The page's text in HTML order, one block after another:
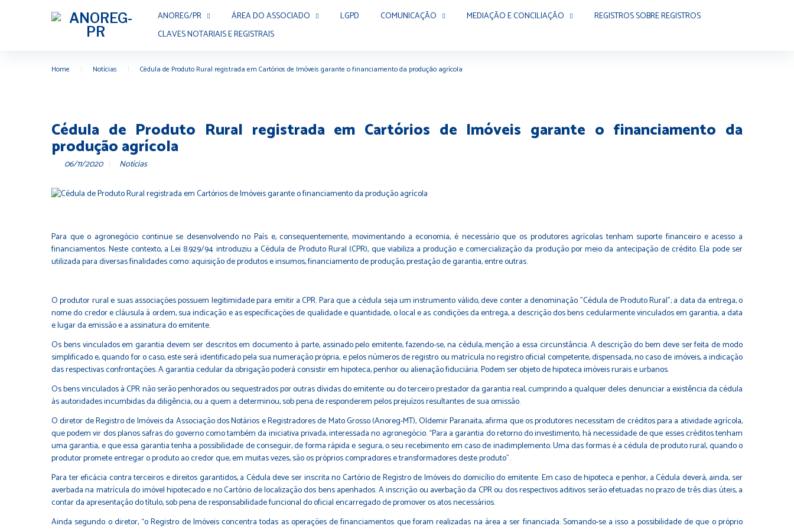
ANOREG/PR ÁREA DO ASSOCIADO LGPD COMUNICAÇÃO MEDIAÇÃO E CONCILIAÇÃO
REGISTROS SOBRE REGISTROS
CLAVES NOTARIAIS E REGISTRAIS
Home Notícias Cédula de Produto Rural registrada em Cartórios de Imóveis garante o financiamento da produção agrícola
Cédula de Produto Rural registrada em Cartórios de Imóveis garante o financiamento da
produção agrícola
06/11/2020 Notícias
Para que o agronegócio continue se desenvolvendo no País e, consequentemente, movimentando a economia, é necessário que os produtores agrícolas tenham suporte financeiro e acesso a
financiamentos. Neste contexto, a Lei 8.929/94 introduziu a Cédula de Produto Rural (CPR), que viabiliza a produção e comercialização da produção por meio da antecipação de crédito. Ela pode ser
utilizada para diversas finalidades como: aquisição de produtos e insumos, financiamento de produção, prestação de garantia, entre outras.
O produtor rural e suas associações possuem legitimidade para emitir a CPR. Para que a cédula seja um instrumento válido, deve conter a denominação "Cédula de Produto Rural"; a data da entrega, o
nome do credor e cláusula à ordem, sua indicação e as especificações de qualidade e quantidade, o local e as condições da entrega, a descrição dos bens cedularmente vinculados em garantia, a data
e lugar da emissão e a assinatura do emitente.
Os bens vinculados em garantia devem ser descritos em documento à parte, assinado pelo emitente, fazendo-se, na cédula, menção a essa circunstância. A descrição do bem deve ser feita de modo
simplificado e, quando for o caso, este será identificado pela sua numeração própria, e pelos números de registro ou matrícula no registro oficial competente, dispensada, no caso de imóveis, a indicação
das respectivas confrontações. A garantia cedular da obrigação poderá consistir em hipoteca, penhor ou alienação fiduciária. Podem ser objeto de hipoteca imóveis rurais e urbanos.
Os bens vinculados à CPR não serão penhorados ou sequestrados por outras dívidas do emitente ou do terceiro prestador da garantia real, cumprindo a qualquer deles denunciar a existência da cédula
às autoridades incumbidas da diligência, ou a quem a determinou, sob pena de responderem pelos prejuízos resultantes de sua omissão.
O diretor de Registro de Imóveis da Associação dos Notários e Registradores de Mato Grosso (Anoreg-MT), Oldemir Paranaita, afirma que os produtores necessitam de créditos para a atividade agrícola,
que podem vir dos planos safras do governo como também da iniciativa privada, interessada no agronegócio. “Para a garantia do retorno do investimento, há necessidade de que esses créditos tenham
uma garantia, e que essa garantia tenha a possibilidade de conseguir, de forma rápida e segura, o seu recebimento em caso de inadimplemento. Uma das formas é a cédula de produto rural, quando o
produtor promete entregar o produto ao credor que, em muitas vezes, são os próprios compradores e transformadores deste produto”.
Para ter eficácia contra terceiros e direitos garantidos, a Cédula deve ser inscrita no Cartório de Registro de Imóveis do domicílio do emitente. Em caso de hipoteca e penhor, a Cédula deverá, ainda, ser
averbada na matrícula do imóvel hipotecado e no Cartório de localização dos bens apenhados. A inscrição ou averbação da CPR ou dos respectivos aditivos serão efetuadas no prazo de três dias úteis, a
contar da apresentação do título, sob pena de responsabilidade funcional do oficial encarregado de promover os atos necessários.
Ainda segundo o diretor, “o Registro de Imóveis concentra todas as operações de financiamentos que foram realizadas na área a ser financiada. Somando-se a isso a possibilidade de que o próprio